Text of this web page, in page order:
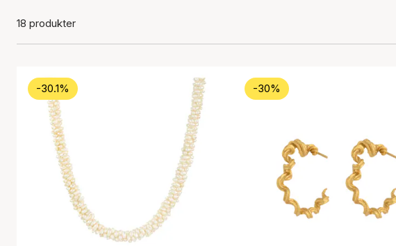
18 produkter
-30.1% -30%